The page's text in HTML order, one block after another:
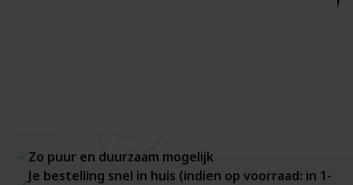
Zo puur en duurzaam mogelijk
Je bestelling snel in huis (indien op voorraad: in 1-